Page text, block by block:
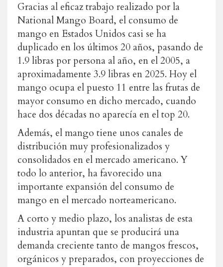
Gracias al eficaz trabajo realizado por la
National Mango Board, el consumo de
mango en Estados Unidos casi se ha
duplicado en los últimos 20 años, pasando de
1.9 libras por persona al año, en el 2005, a
aproximadamente 3.9 libras en 2025. Hoy el
mango ocupa el puesto 11 entre las frutas de
mayor consumo en dicho mercado, cuando
hace dos décadas no aparecía en el top 20.
Además, el mango tiene unos canales de
distribución muy profesionalizados y
consolidados en el mercado americano. Y
todo lo anterior, ha favorecido una
importante expansión del consumo de
mango en el mercado norteamericano.
A corto y medio plazo, los analistas de esta
industria apuntan que se producirá una
demanda creciente tanto de mangos frescos,
orgánicos y preparados, con proyecciones de